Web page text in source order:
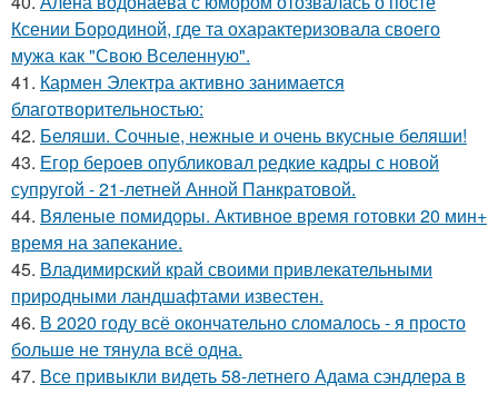
Ксении Бородиной, где та охарактеризовала своего
мужа как "Свою Вселенную".
41. Кармен Электра активно занимается
благотворительностью:
42. Беляши. Сочные, нежные и очень вкусные беляши!
43. Егор бероев опубликовал редкие кадры с новой
супругой - 21-летней Анной Панкратовой.
44. Вяленые помидоры. Активное время готовки 20 мин+
время на запекание.
45. Владимирский край своими привлекательными
природными ландшафтами известен.
46. В 2020 году всё окончательно сломалось - я просто
больше не тянула всё одна.
47. Все привыкли видеть 58-летнего Адама сэндлера в